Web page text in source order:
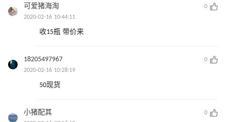
可爱猪海淘
0
2020-02-16 10:44:11
收15瓶 带价来
18205497967
0
2020-02-16 10:28:19
50现货
小猪配其
0